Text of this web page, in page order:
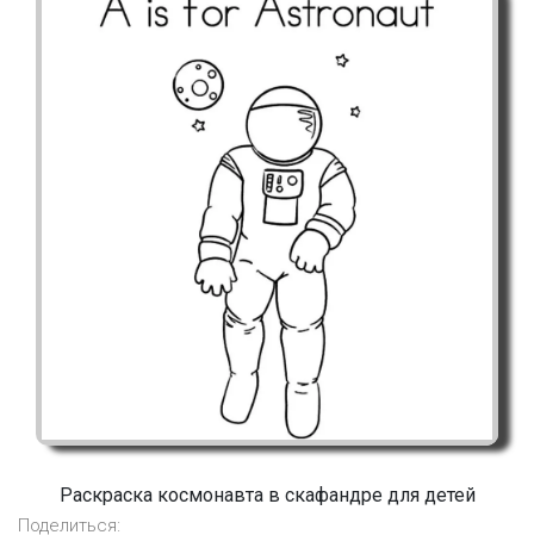
Раскраска космонавта в скафандре для детей
Поделиться: